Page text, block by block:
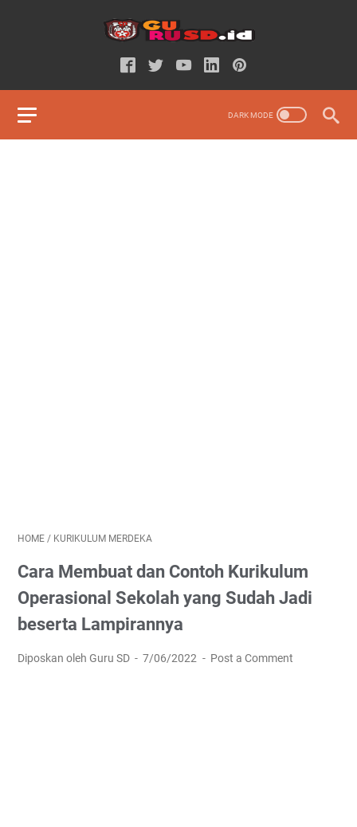
HOME / KURIKULUM MERDEKA
Cara Membuat dan Contoh Kurikulum
Operasional Sekolah yang Sudah Jadi
beserta Lampirannya
Diposkan oleh Guru SD 7/06/2022 Post a Comment